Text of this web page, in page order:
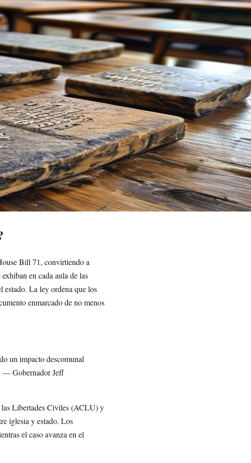
Bill 71, convirtiendo a
en cada aula de las
estado. La ley ordena que los
enmarcado de no menos
un impacto descomunal
— Gobernador Jeff
las Libertades Civiles (ACLU) y
iglesia y estado. Los
el caso avanza en el